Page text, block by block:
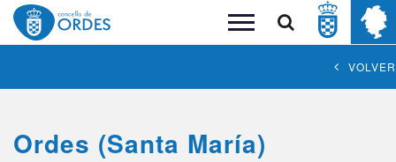
Buscar
Toggle
VOLVER
Ordes (Santa María)